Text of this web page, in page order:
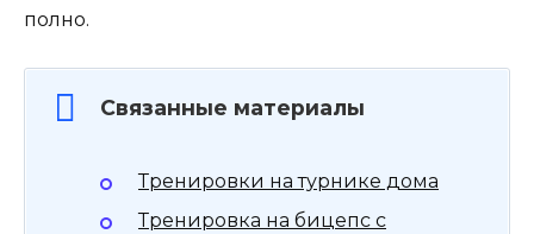
полно.
Связанные материалы
Тренировки на турнике дома
Тренировка на бицепс с